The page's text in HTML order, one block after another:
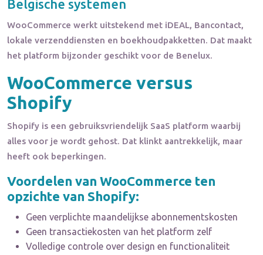
Belgische systemen
WooCommerce werkt uitstekend met iDEAL, Bancontact,
lokale verzenddiensten en boekhoudpakketten. Dat maakt
het platform bijzonder geschikt voor de Benelux.
WooCommerce versus
Shopify
Shopify is een gebruiksvriendelijk SaaS platform waarbij
alles voor je wordt gehost. Dat klinkt aantrekkelijk, maar
heeft ook beperkingen.
Voordelen van WooCommerce ten
opzichte van Shopify:
Geen verplichte maandelijkse abonnementskosten
Geen transactiekosten van het platform zelf
Volledige controle over design en functionaliteit